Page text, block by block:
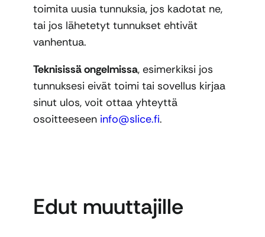
toimita uusia tunnuksia, jos kadotat ne,
tai jos lähetetyt tunnukset ehtivät
vanhentua.
Teknisissä ongelmissa, esimerkiksi jos
tunnuksesi eivät toimi tai sovellus kirjaa
sinut ulos, voit ottaa yhteyttä
osoitteeseen info@slice.fi.
Edut muuttajille